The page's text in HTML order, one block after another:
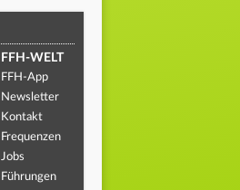
FFH-WELT
FFH-App
Newsletter
Kontakt
Frequenzen
Jobs
Führungen